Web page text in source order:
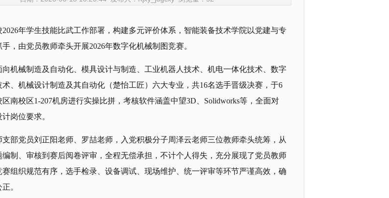
2026年学生技能比武工作部署，构建多元评价体系，智能装备技术学院以党建与专
，由党员教师牵头开展2026年数字化机械制图竞赛。
向机械制造及自动化、模具设计与制造、工业机器人技术、机电一体化技术、数字
、机械设计制造及其自动化（楚怡工匠）六大专业，共16名选手晋级决赛，于6
区南校区1-207机房进行实操比拼，考核软件涵盖中望3D、Solidworks等，全面对
岗位要求。
支部党员刘正阳老师、罗喆老师，入党积极分子周泽云老师三位教师牵头统筹，从
制、审核到赛后阅卷评审，全程无偿承担，不计个人得失，充分展现了党员教师
赛组织规范有序，选手检录、设备调试、现场维护、统一评审等环节严谨高效，确
。